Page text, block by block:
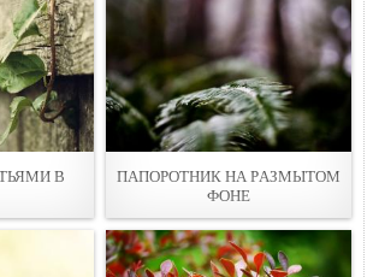
В
ПАПОРОТНИК НА РAЗМЫТОМ
ФОНЕ